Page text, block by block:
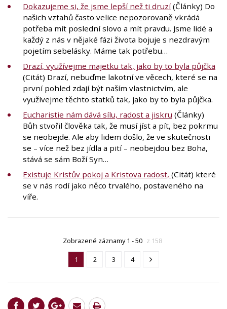
Dokazujeme si, že jsme lepší než ti druzí(Články) Do
našich vztahů často velice nepozorovaně vkrádá
potřeba mít poslední slovo a mít pravdu. Jsme lidé a
každý z nás v nějaké fázi života bojuje s nezdravým
pojetím sebelásky. Máme tak potřebu…
Drazí, využívejme majetku tak, jako by to byla půjčka
(Citát) Drazí, nebuďme lakotní ve věcech, které se na
první pohled zdají být naším vlastnictvím, ale
využívejme těchto statků tak, jako by to byla půjčka.
Eucharistie nám dává sílu, radost a jiskru (Články)
Bůh stvořil člověka tak, že musí jíst a pít, bez pokrmu
se neobejde. Ale aby lidem došlo, že ve skutečnosti
se – více než bez jídla a pití – neobejdou bez Boha,
stává se sám Boží Syn…
Existuje Kristův pokoj a Kristova radost, (Citát) které
se v nás rodí jako něco trvalého, postaveného na
víře.
Zobrazené záznamy 1 - 50 z 158
1 2 3 4